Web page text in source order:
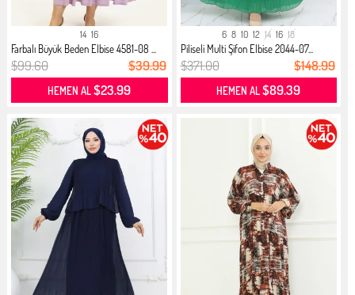
14 16
Farbalı Büyük Beden Elbise 4581-08 ...
$99.60 $39.99
HEMEN AL$23.99
6 8 10 12 14 16 18
Piliseli Multi Şifon Elbise 2044-07...
$371.00 $148.99
HEMEN AL$89.39